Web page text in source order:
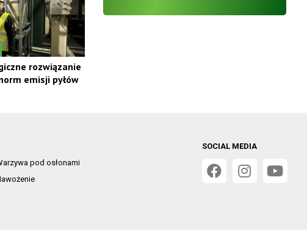
rozwiązanie
emisji pyłów
pod osłonami
SOCIAL MEDIA